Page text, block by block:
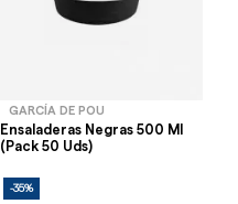
GARCÍA DE POU
Ensaladeras Negras 500 Ml
(Pack 50 Uds)
-35%